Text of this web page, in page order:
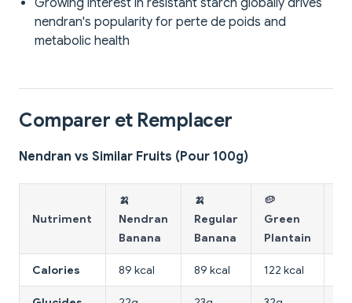
Growing interest in resistant starch globally drives
nendran's popularity for perte de poids and
metabolic health
Comparer et Remplacer
Nendran vs Similar Fruits (Pour 100g)
Nutriment
🍌
Nendran
Banana
🍌
Regular
Banana
🥔
Green
Plantain
Calories 89 kcal 89 kcal 122 kcal